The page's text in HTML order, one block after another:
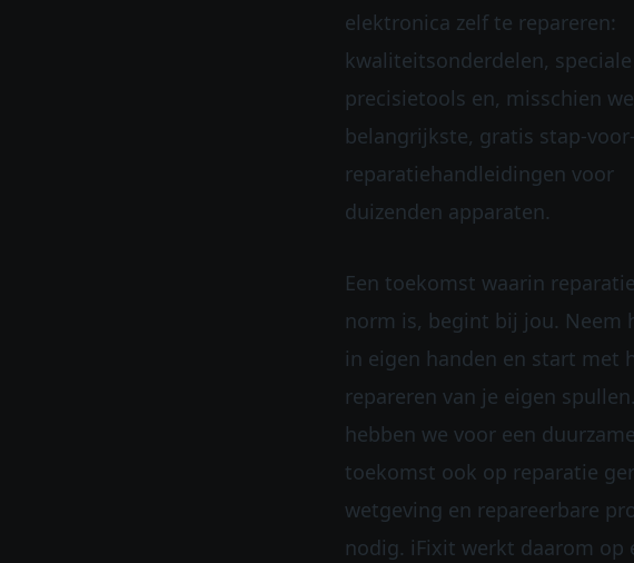
elektronica zelf te repareren:
kwaliteitsonderdelen, speciale
precisietools en, misschien
belangrijkste, gratis stap-
reparatiehandleidingen voor
duizenden apparaten.
Een toekomst waarin
norm is, begint bij jou. Neem
in eigen handen en start met
repareren van je eigen
hebben we voor een duurzame
toekomst ook op reparatie
wetgeving en repareerbare
nodig. iFixit werkt daarom op